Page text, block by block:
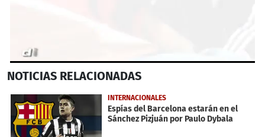
seconds
32
seconds
NOTICIAS RELACIONADAS
INTERNACIONALES
Espías del Barcelona estarán en el
Sánchez Pizjuán por Paulo Dybala